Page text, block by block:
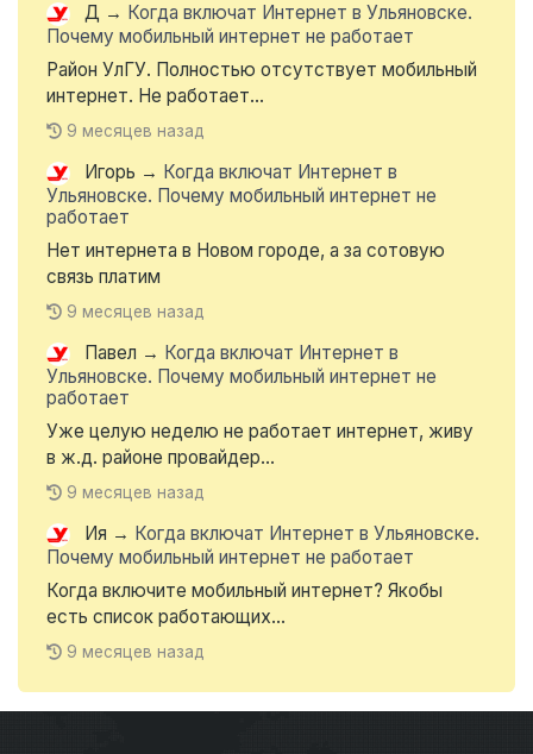
Д → Когда включат Интернет в Ульяновске.
Почему мобильный интернет не работает
Район УлГУ. Полностью отсутствует мобильный
интернет. Не работает...
9 месяцев назад
Игорь → Когда включат Интернет в
Ульяновске. Почему мобильный интернет не
работает
Нет интернета в Новом городе, а за сотовую
связь платим
9 месяцев назад
Павел → Когда включат Интернет в
Ульяновске. Почему мобильный интернет не
работает
Уже целую неделю не работает интернет, живу
в ж.д. районе провайдер...
9 месяцев назад
Ия → Когда включат Интернет в Ульяновске.
Почему мобильный интернет не работает
Когда включите мобильный интернет? Якобы
есть список работающих...
9 месяцев назад